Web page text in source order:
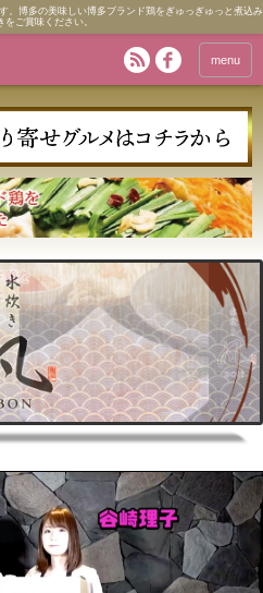
。博多の美味しい博多ブランド鶏をぎゅっぎゅっと煮込み
をご賞味ください。
menu